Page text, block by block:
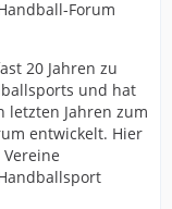
Forum
20 Jahren zu
und hat
Jahren zum
entwickelt. Hier